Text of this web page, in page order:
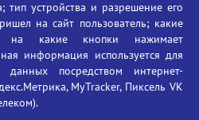
университет
И.Г. Петровского
пн-пт 09:00-18:00
+7(4832)58-90-85
тип устройства и разрешение его
на сайт пользователь; какие
на какие кнопки нажимает
информация используется для
данных посредством интернет-
MyTracker, Пиксель VK